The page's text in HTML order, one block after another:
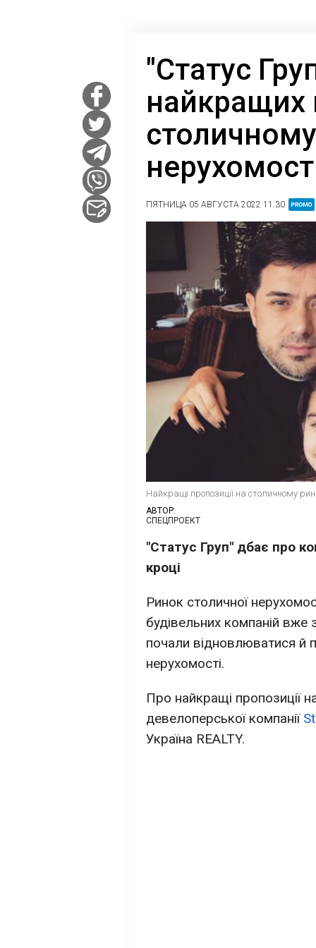
"Статус
найкращих
ПЯТНИЦА 05 АВГУСТА 2022 11:30
Найкращі пропозиції на столичному
АВТОР:
СПЕЦПРОЕКТ
"Статус Груп" дбає про
кроці
Ринок столичної
будівельних компаній
почали відновлюватися й
нерухомості.
Про найкращі пропозиції
девелоперської компанії
Україна REALTY.